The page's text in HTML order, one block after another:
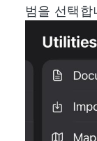
범을 선택합